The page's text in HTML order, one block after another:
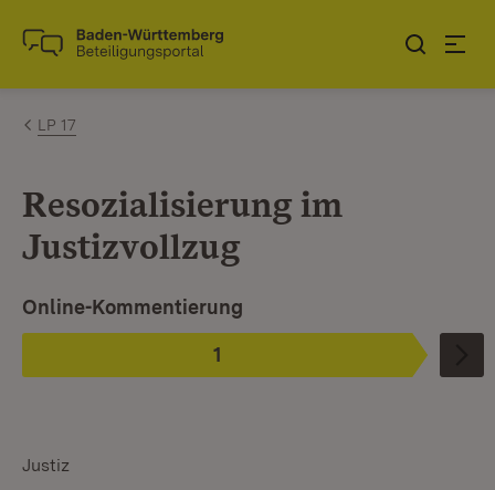
Zum Inhalt springen
Link zur Startseite
LP 17
Resozialisierung im
Justizvollzug
Phase
1
:
Ist ausgewählt. Ist die aktuelle Phase.
Online-Kommentierung
Justiz